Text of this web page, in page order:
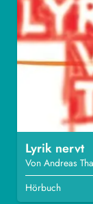
Lyrik nervt
Von Andreas
Hörbuch